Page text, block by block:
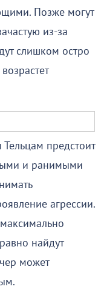
Позже могут
из-за
слишком остро
предстоит
и ранимыми
агрессии.
найдут
может